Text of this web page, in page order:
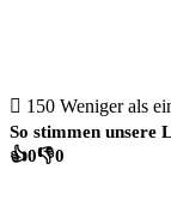
150 Weniger als
So stimmen unsere
👍0👎0